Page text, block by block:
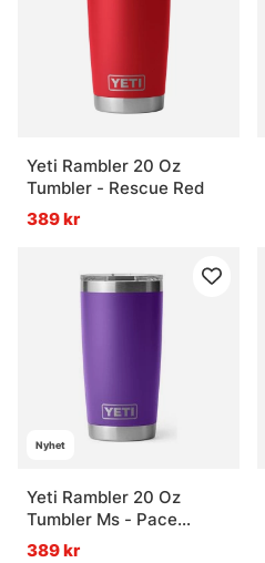
Yeti Rambler 20 Oz
Tumbler - Rescue Red
389 kr
Nyhet
Yeti Rambler 20 Oz
Tumbler Ms - Pace
Purple
389 kr